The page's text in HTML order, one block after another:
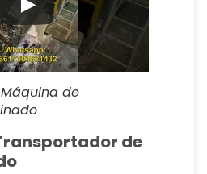
de
de